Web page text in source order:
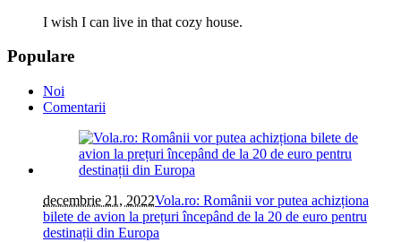
I wish I can live in that cozy house.
Populare
Noi
Comentarii
decembrie 21, 2022Vola.ro: Românii vor putea achizționa
bilete de avion la prețuri începând de la 20 de euro pentru
destinații din Europa